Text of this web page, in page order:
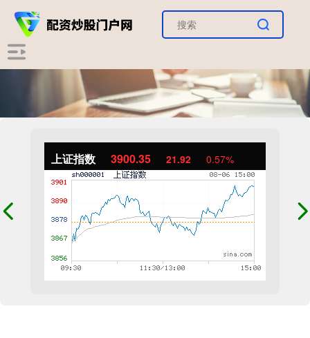
上证指数 3900.35 21.92 0.57%